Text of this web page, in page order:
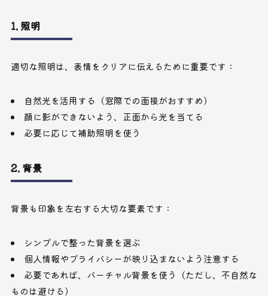
1. 照明
適切な照明は、表情をクリアに伝えるために重要です：
自然光を活用する（窓際での面接がおすすめ）
顔に影ができないよう、正面から光を当てる
必要に応じて補助照明を使う
2. 背景
背景も印象を左右する大切な要素です：
シンプルで整った背景を選ぶ
個人情報やプライバシーが映り込まないよう注意する
必要であれば、バーチャル背景を使う（ただし、不自然な
ものは避ける）